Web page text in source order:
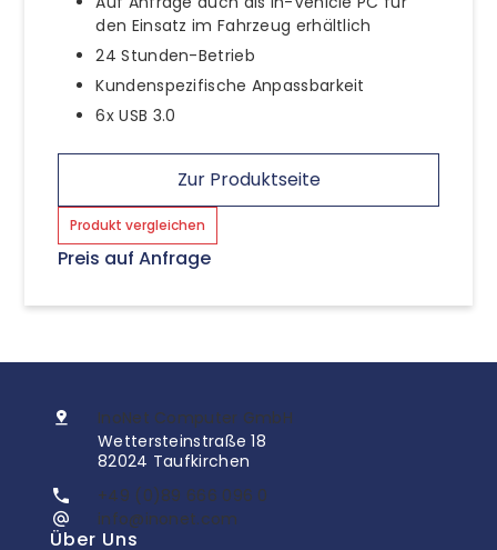
den Einsatz im Fahrzeug erhältlich
24 Stunden-Betrieb
Kundenspezifische Anpassbarkeit
6x USB 3.0
Zur Produktseite
Produkt vergleichen
Preis auf Anfrage
InoNet Computer GmbH
Wettersteinstraße 18
82024 Taufkirchen
+49 (0)89 666 096 0
info@inonet.com
Über Uns